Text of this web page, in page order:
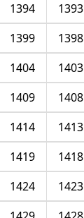
1393
1394
1398
1399
1403
1404
1408
1409
1413
1414
1418
1419
1423
1424